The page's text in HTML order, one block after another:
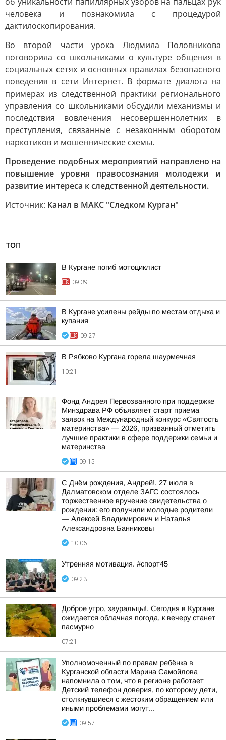
человека и познакомила с процедурой
дактилоскопирования.
Во второй части урока Людмила Половникова
поговорила со школьниками о культуре общения в
социальных сетях и основных правилах безопасного
поведения в сети Интернет. В формате диалога на
примерах из следственной практики регионального
управления со школьниками обсудили механизмы и
последствия вовлечения несовершеннолетних в
преступления, связанные с незаконным оборотом
наркотиков и мошеннические схемы.
Проведение подобных мероприятий направлено на
повышение уровня правосознания молодежи и
развитие интереса к следственной деятельности.
Источник: Канал в МАКС "Следком Курган"
ТОП
В Кургане погиб мотоциклист
09:39
В Кургане усилены рейды по местам отдыха и
купания
09:27
В Рябково Кургана горела шаурмечная
10:21
Фонд Андрея Первозванного при поддержке
Минздрава РФ объявляет старт приема
заявок на Международный конкурс «Святость
материнства» — 2026, призванный отметить
лучшие практики в сфере поддержки семьи и
материнства
09:15
С Днём рождения, Андрей!. 27 июля в
Далматовском отделе ЗАГС состоялось
торжественное вручение свидетельства о
рождении: его получили молодые родители
— Алексей Владимирович и Наталья
Александровна Банниковы
10:06
Утренняя мотивация. #спорт45
09:23
Доброе утро, зауральцы!. Сегодня в Кургане
ожидается облачная погода, к вечеру станет
пасмурно
07:21
Уполномоченный по правам ребёнка в
Курганской области Марина Самойлова
напомнила о том, что в регионе работает
Детский телефон доверия, по которому дети,
столкнувшиеся с жестоким обращением или
иными проблемами могут...
09:57